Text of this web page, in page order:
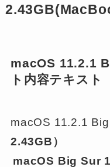
2.43GB(
macOS 11.2.1
ト内容テキスト
macOS 11.2.1
2.43GB）
macOS Big Sur